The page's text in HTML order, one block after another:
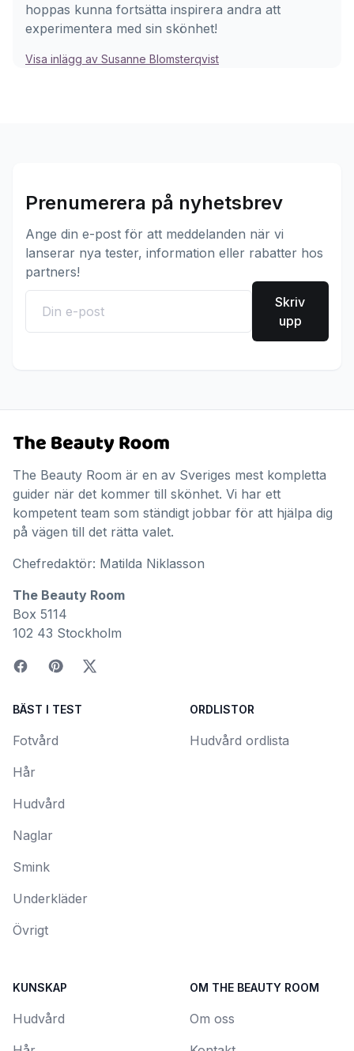
hoppas kunna fortsätta inspirera andra att
experimentera med sin skönhet!
Visa inlägg av Susanne Blomsterqvist
Prenumerera på nyhetsbrev
Ange din e-post för att meddelanden när vi
lanserar nya tester, information eller rabatter hos
partners!
Skriv
upp
The Beauty Room är en av Sveriges mest kompletta
guider när det kommer till skönhet. Vi har ett
kompetent team som ständigt jobbar för att hjälpa dig
på vägen till det rätta valet.
Chefredaktör: Matilda Niklasson
The Beauty Room
Box 5114
102 43 Stockholm
BÄST I TEST
Fotvård
Hår
Hudvård
Naglar
Smink
Underkläder
Övrigt
ORDLISTOR
Hudvård ordlista
KUNSKAP
Hudvård
OM THE BEAUTY ROOM
Om oss